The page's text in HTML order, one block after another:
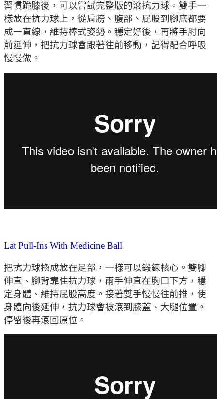
習慣跪膝後，可以嘗試完整版的滾抗力球。雙手一
樣放在抗力球上，從肩膀、腹部、屁股到腳底都要
成一直線，維持棒式姿勢。穩定好後，再將手肘向
前延伸，把抗力球會跟著往前移動，記得配合呼吸
慢慢做。
Lat Pull-Ins With Medicine Ball
把抗力球換成放在足部，一樣可以鍛鍊核心。雙腳
伸直、腳背靠住抗力球，兩手伸直在胸口下方，穩
定身體、維持屁股高度。接著雙手慢慢往前推，使
身體向後延伸，抗力球會被滾到膝蓋、大腿位置。
停留後再滾回原位。